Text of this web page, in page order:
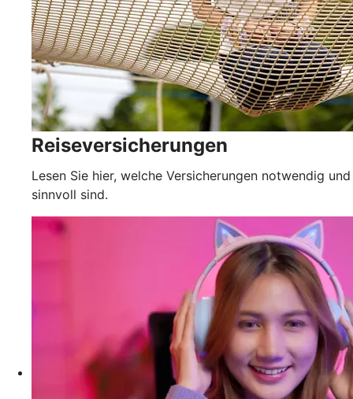
Reiseversicherungen
Lesen Sie hier, welche Versicherungen notwendig und
sinnvoll sind.